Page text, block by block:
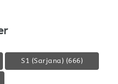
S1 (Sarjana) (666)